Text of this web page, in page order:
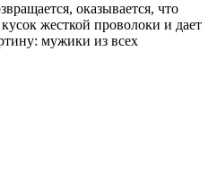
оказывается, что
жесткой проволоки и дает
мужики из всех